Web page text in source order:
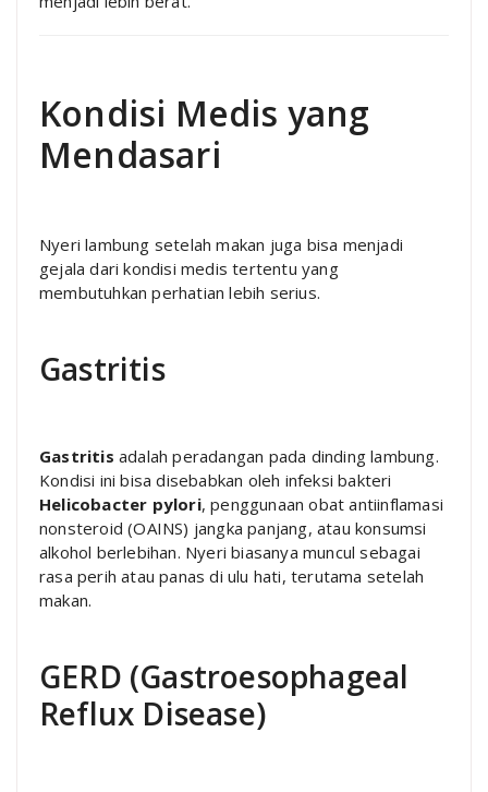
Kondisi Medis yang
Mendasari
Nyeri lambung setelah makan juga bisa menjadi
gejala dari kondisi medis tertentu yang
membutuhkan perhatian lebih serius.
Gastritis
Gastritis adalah peradangan pada dinding lambung.
Kondisi ini bisa disebabkan oleh infeksi bakteri
Helicobacter pylori, penggunaan obat antiinflamasi
nonsteroid (OAINS) jangka panjang, atau konsumsi
alkohol berlebihan. Nyeri biasanya muncul sebagai
rasa perih atau panas di ulu hati, terutama setelah
makan.
GERD (Gastroesophageal
Reflux Disease)